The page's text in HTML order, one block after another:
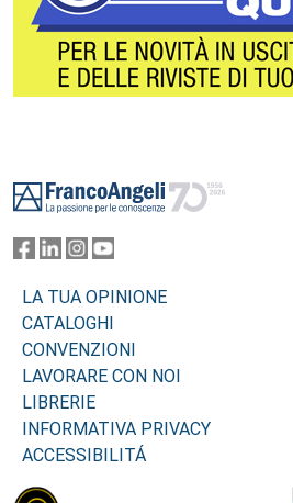
LA TUA OPINIONE
CATALOGHI
CONVENZIONI
LAVORARE CON NOI
LIBRERIE
INFORMATIVA PRIVACY
ACCESSIBILITÁ